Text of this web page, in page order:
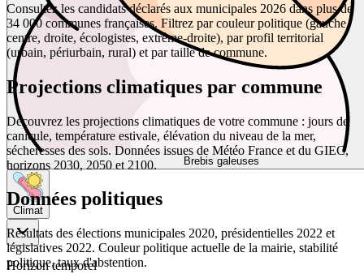
Brebis galeuses
Climat
Horizon temporel
Consultez les candidats déclarés aux municipales 2026 dans plus de
34 000 communes françaises. Filtrez par couleur politique (gauche,
centre, droite, écologistes, extrême-droite), par profil territorial
(urbain, périurbain, rural) et par taille de commune.
Projections climatiques par commune
Découvrez les projections climatiques de votre commune : jours de
canicule, température estivale, élévation du niveau de la mer,
sécheresses des sols. Données issues de Météo France et du GIEC,
horizons 2030, 2050 et 2100.
Données politiques
Résultats des élections municipales 2020, présidentielles 2022 et
législatives 2022. Couleur politique actuelle de la mairie, stabilité
politique, taux d'abstention.